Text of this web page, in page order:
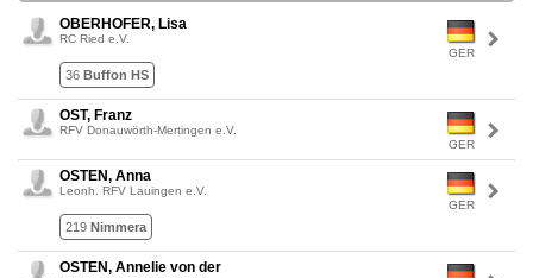
GER
OBERHOFER, Lisa
RC Ried e.V.
36 Buffon HS
GER
OST, Franz
RFV Donauwörth-Mertingen e.V.
GER
OSTEN, Anna
Leonh. RFV Lauingen e.V.
219 Nimmera
OSTEN, Annelie von der